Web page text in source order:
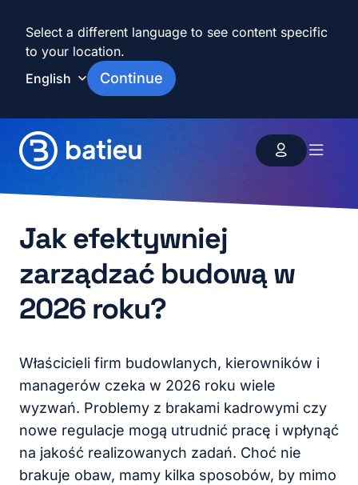
Select a different language to see content specific
to your location.
Continue
Funkcje
Zasoby
Plany i cennik
Jak efektywniej
zarządzać budową w
2026 roku?
Właścicieli firm budowlanych, kierowników i
managerów czeka w 2026 roku wiele
wyzwań. Problemy z brakami kadrowymi czy
nowe regulacje mogą utrudnić pracę i wpłynąć
na jakość realizowanych zadań. Choć nie
brakuje obaw, mamy kilka sposobów, by mimo